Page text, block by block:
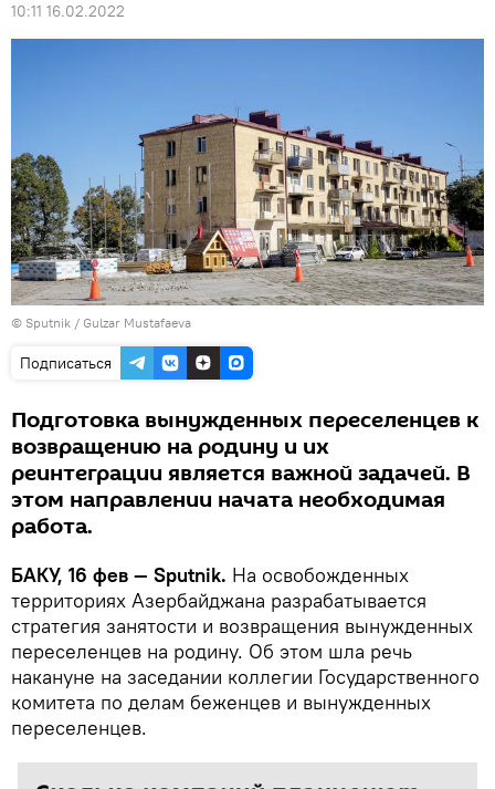
10:11 16.02.2022
© Sputnik / Gulzar Mustafaeva
Подписаться
Подготовка вынужденных переселенцев к
возвращению на родину и их
реинтеграции является важной задачей. В
этом направлении начата необходимая
работа.
БАКУ, 16 фев — Sputnik. На освобожденных
территориях Азербайджана разрабатывается
стратегия занятости и возвращения вынужденных
переселенцев на родину. Об этом шла речь
накануне на заседании коллегии Государственного
комитета по делам беженцев и вынужденных
переселенцев.